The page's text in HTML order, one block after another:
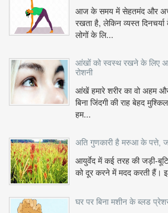
आज के समय में सेहतमंद और
रखता है, लेकिन व्यस्त
लोगों के लि...
आंखों को स्वस्थ रखने के लिए
रोशनी
आंखें हमारे शरीर का वो अहम
बिना जिंदगी की राह बेहद
हम...
अति गुणकारी है मरुआ के पत्ते,
आयुर्वेद में कई तरह की जड़ी-
को दूर करने में मदद करती हैं।
घर पर बिना मशीन के ब्लड